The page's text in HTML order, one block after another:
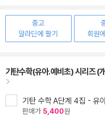
중고
알라딘에 팔기
회원
기탄수학(유아.예비초) 시리즈 (
기탄 수학 A단계 4집 - 유
판매가 5,400원